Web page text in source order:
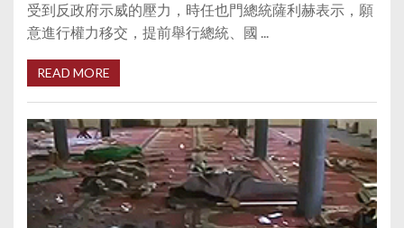
受到反政府示威的壓力，時任也門總統薩利赫表示，願
意進行權力移交，提前舉行總統、國 ...
READ MORE